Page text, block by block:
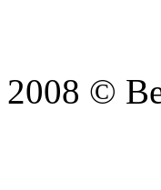
2008 ©